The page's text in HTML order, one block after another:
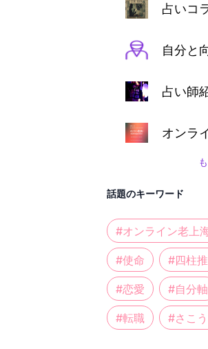
占いコ
自分と
占い師
オンラ
話題のキーワード
#オンライン老上
#使命 #四柱
#恋愛 #自分軸
#転職 #さこ